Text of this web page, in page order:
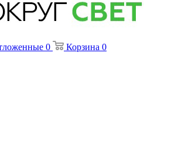
0 Корзина 0